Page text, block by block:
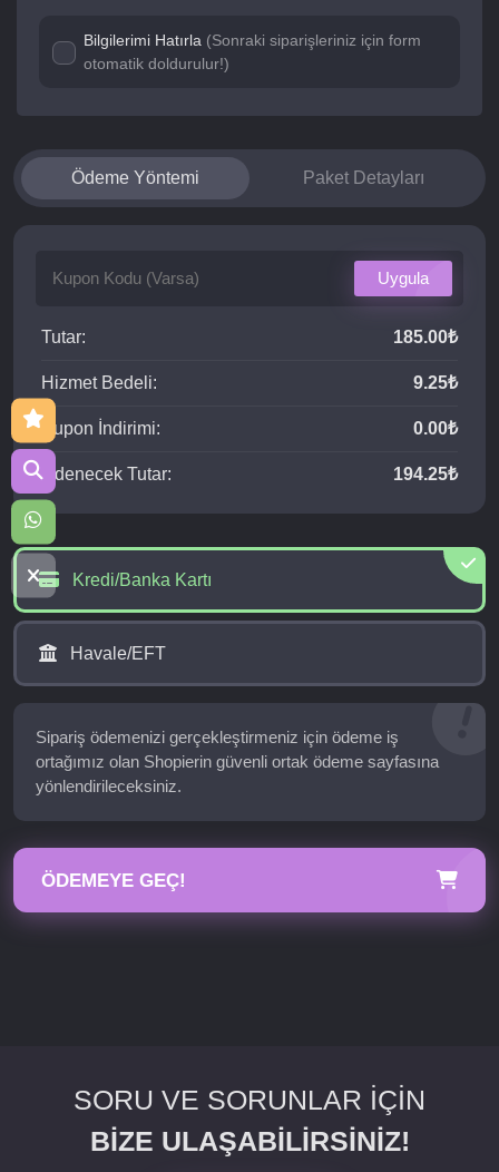
Bilgilerimi Hatırla (Sonraki siparişleriniz için form
otomatik doldurulur!)
Ödeme Yöntemi Paket Detayları
Uygula
Tutar: 185.00₺
Hizmet Bedeli: 9.25₺
Kupon İndirimi: 0.00₺
Ödenecek Tutar: 194.25₺
Kredi/Banka Kartı
Havale/EFT
Sipariş ödemenizi gerçekleştirmeniz için ödeme iş
ortağımız olan Shopierin güvenli ortak ödeme sayfasına
yönlendirileceksiniz.
ÖDEMEYE GEÇ!
SORU VE SORUNLAR İÇİN
BİZE ULAŞABİLİRSİNİZ!